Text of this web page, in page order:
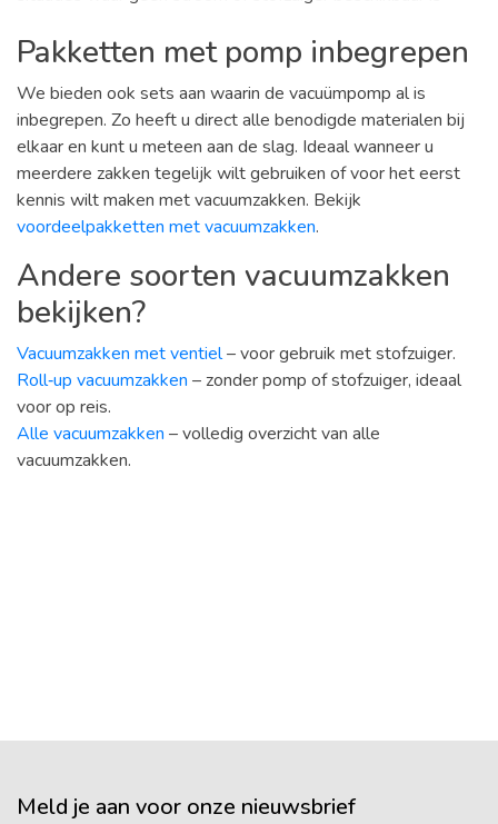
Pakketten met pomp inbegrepen
We bieden ook sets aan waarin de vacuümpomp al is
inbegrepen. Zo heeft u direct alle benodigde materialen bij
elkaar en kunt u meteen aan de slag. Ideaal wanneer u
meerdere zakken tegelijk wilt gebruiken of voor het eerst
kennis wilt maken met vacuumzakken. Bekijk
voordeelpakketten met vacuumzakken.
Andere soorten vacuumzakken
bekijken?
Vacuumzakken met ventiel– voor gebruik met stofzuiger.
Roll‑up vacuumzakken – zonder pomp of stofzuiger, ideaal
voor op reis.
Alle vacuumzakken – volledig overzicht van alle
vacuumzakken.
Meld je aan voor onze nieuwsbrief